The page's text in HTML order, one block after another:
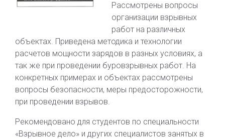
Рассмотрены вопросы
организации взрывных
работ на различных
объектах. Приведена методика и технологии
расчетов мощности зарядов в разных условиях, а
так же при проведении буровзрывных работ. На
конкретных примерах и объектах рассмотрены
вопросы безопасности, меры предосторожности,
при проведении взрывов.
Рекомендовано для студентов по специальности
«Взрывное дело» и других специалистов занятых в